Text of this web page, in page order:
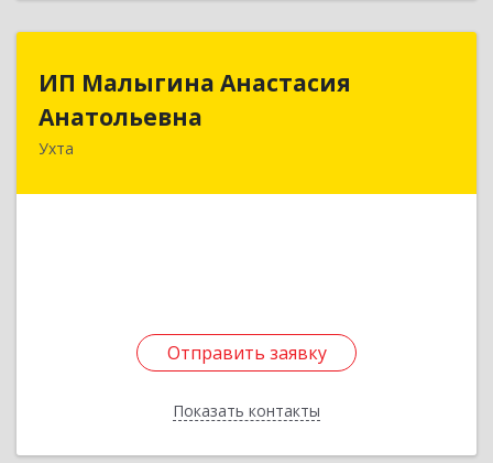
ИП Малыгина Анастасия
Анатольевна
Ухта
Отправить заявку
Показать контакты
Анатольевна
169300, Коми Респ, Ухта г, Шахтинская ул, дом
Отправить заявку
Назад